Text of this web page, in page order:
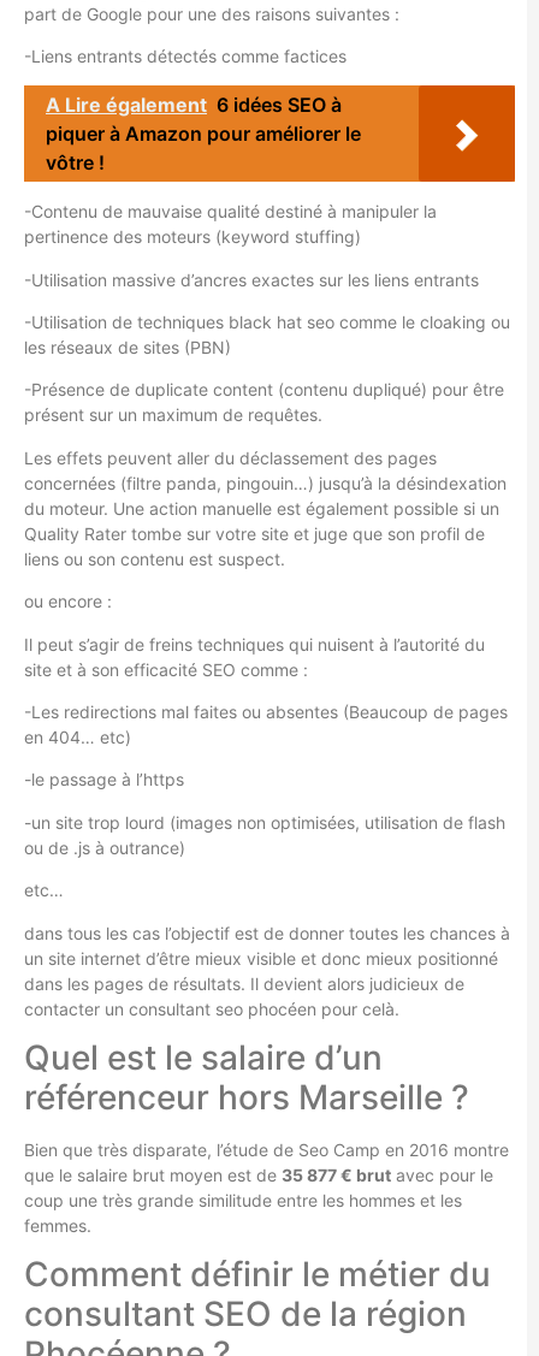
part de Google pour une des raisons suivantes :
-Liens entrants détectés comme factices
A Lire également 6 idées SEO à
piquer à Amazon pour améliorer le
vôtre !
-Contenu de mauvaise qualité destiné à manipuler la
pertinence des moteurs (keyword stuffing)
-Utilisation massive d’ancres exactes sur les liens entrants
-Utilisation de techniques black hat seo comme le cloaking ou
les réseaux de sites (PBN)
-Présence de duplicate content (contenu dupliqué) pour être
présent sur un maximum de requêtes.
Les effets peuvent aller du déclassement des pages
concernées (filtre panda, pingouin…) jusqu’à la désindexation
du moteur. Une action manuelle est également possible si un
Quality Rater tombe sur votre site et juge que son profil de
liens ou son contenu est suspect.
ou encore :
Il peut s’agir de freins techniques qui nuisent à l’autorité du
site et à son efficacité SEO comme :
-Les redirections mal faites ou absentes (Beaucoup de pages
en 404… etc)
-le passage à l’https
-un site trop lourd (images non optimisées, utilisation de flash
ou de .js à outrance)
etc…
dans tous les cas l’objectif est de donner toutes les chances à
un site internet d’être mieux visible et donc mieux positionné
dans les pages de résultats. Il devient alors judicieux de
contacter un consultant seo phocéen pour celà.
Quel est le salaire d’un
référenceur hors Marseille ?
Bien que très disparate, l’étude de Seo Camp en 2016 montre
que le salaire brut moyen est de 35 877 € brut avec pour le
coup une très grande similitude entre les hommes et les
femmes.
Comment définir le métier du
consultant SEO de la région